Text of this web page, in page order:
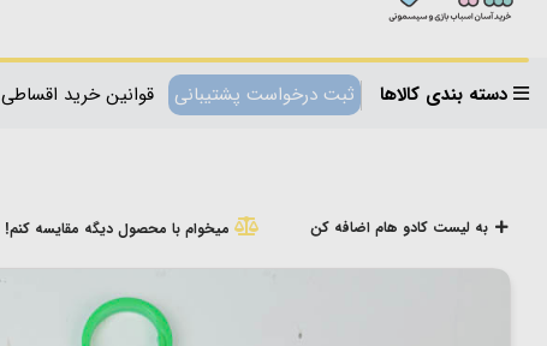
دسته بندی کالاها ثبت درخواست پشتیبانی قوانین خرید اقساطی
به لیست کادو هام اضافه کن میخوام با محصول دیگه مقایسه کنم!